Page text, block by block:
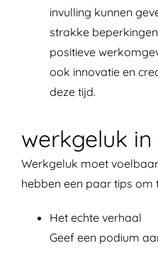
invulling kunnen
strakke
positieve
ook innovatie en
deze tijd.
werkgeluk
Werkgeluk moet
hebben een paar tips om
Het echte verhaal
Geef een podium